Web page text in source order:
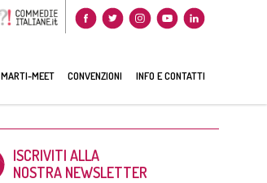
MARTI-MEET CONVENZIONI INFO E CONTATTI
ISCRIVITI ALLA
NOSTRA NEWSLETTER